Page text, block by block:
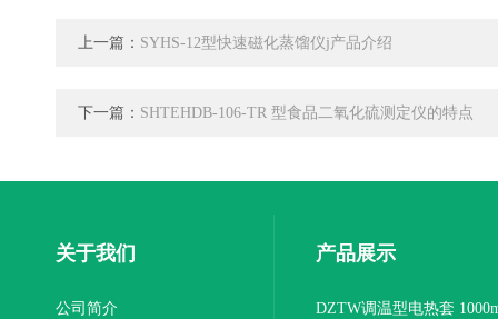
上一篇： SYHS-12型快速磁化蒸馏仪j产品介绍
下一篇： SHTEHDB-106-TR 型食品二氧化硫测定仪的特点
关于我们
公司简介
产品展示
DZTW调温型电热套